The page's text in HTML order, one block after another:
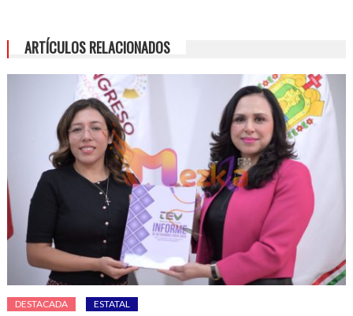
ARTÍCULOS RELACIONADOS
DESTACADA ESTATAL